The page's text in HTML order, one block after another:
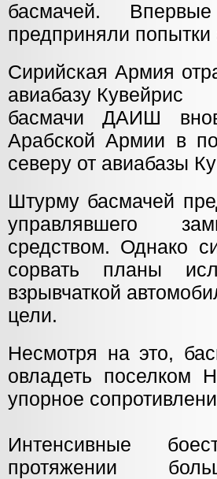
басмачей.
предприняли попытки
Сирийская Армия
авиабазу Кувейрис
басмачи ДАИШ
Арабской Армии в
северу от авиабазы
Штурму басмачей
управлявшего
средством. Однако
сорвать планы
взрывчаткой
цели.
Несмотря на это,
овладеть поселком
упорное
Интенсивные
протяжении